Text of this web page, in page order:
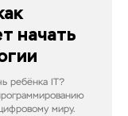
начать
ребёнка IT?
миру.